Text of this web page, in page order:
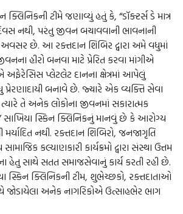
ટીમે જણાવ્યું હતું કે, “ડૉક્ટર્સ ડે માત્ર
નથી, પરંતુ જીવન બચાવવાની ભાવનાની
છે. આ રક્તદાન શિબિર દ્વારા અમે વધુમાં
હીરો બનવા માટે પ્રેરિત કરવા માંગીએ
અફેરેસિસ પ્લેટલેટ દાનના ક્ષેત્રમાં આપેલું
બનાવે છે. જ્યારે એક વ્યક્તિ સેવા
તે અનેક લોકોના જીવનમાં સકારાત્મક
સાખિયા સ્કિન ક્લિનિકનું માનવું છે કે આરોગ્ય
મર્યાદિત નથી. રક્તદાન શિબિરો, જનજાગૃતિ
કલ્યાણકારી કાર્યક્રમો દ્વારા સંસ્થા ઉત્તમ
હેતુ સાથે સતત સમાજસેવાનું કાર્ય કરતી રહી છે.
ક્લિનિકની ટીમ, શુભેચ્છકો, રક્તદાતાઓ
અનેક નાગરિકોએ ઉત્સાહભેર ભાગ